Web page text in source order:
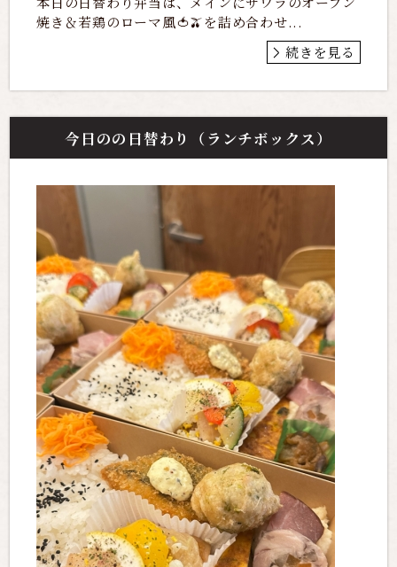
焼き＆若鶏のローマ風🍅🫒を詰め合わせ...
続きを見る
今日のの日替わり（ランチボックス）